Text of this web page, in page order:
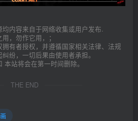
内容来自于网络收集或用户发布.
，勿作它用，；
有者授权，并遵循国家相关法律、法规
纷，一切后果由使用者承担。
站将会在第一时间删除。
THE END